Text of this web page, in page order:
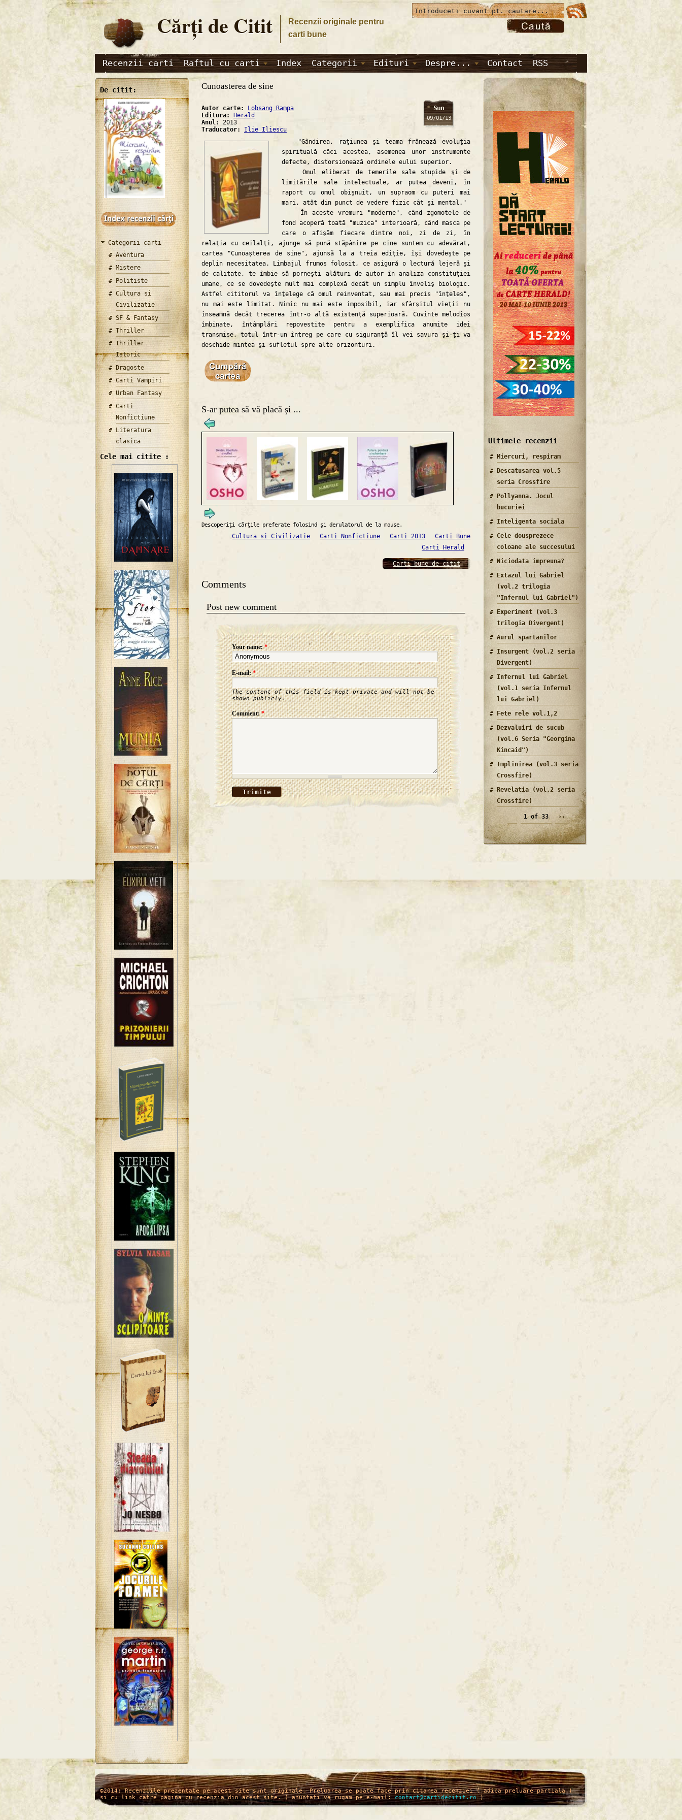
Cărţi de Citit
Recenzii originale pentru
carti bune
Recenzii carti Raftul cu carti Index Categorii Edituri Despre... Contact RSS
De citit:
Categorii carti
Aventura
Mistere
Politiste
Cultura si
Civilizatie
SF & Fantasy
Thriller
Thriller
Istoric
Dragoste
Carti Vampiri
Urban Fantasy
Carti
Nonfictiune
Literatura
clasica
Cele mai citite :
Cunoasterea de sine
Sun
09/01/13
Autor carte:
Lobsang Rampa
Editura:
Herald
Anul: 2013
Traducator: Ilie Iliescu
"Gândirea, raţiunea şi teama frânează evoluţia
spirituală căci acestea, asemenea unor instrumente
defecte, distorsionează ordinele eului superior.
Omul eliberat de temerile sale stupide şi de
limitările sale intelectuale, ar putea deveni, în
raport cu omul obişnuit, un supraom cu puteri mai
mari, atât din punct de vedere fizic cât şi mental."
În aceste vremuri "moderne", când zgomotele de
fond acoperă toată "muzica" interioară, când masca pe
care o afişăm fiecare dintre noi, zi de zi, în
relaţia cu ceilalţi, ajunge să pună stăpânire pe cine suntem cu adevărat,
cartea "Cunoaşterea de sine", ajunsă la a treia ediţie, îşi dovedeşte pe
deplin necesitatea. Limbajul frumos folosit, ce asigură o lectură lejeră şi
de calitate, te îmbie să porneşti alături de autor în analiza constituţiei
umane, ce se dovedeşte mult mai complexă decât un simplu înveliş biologic.
Astfel cititorul va înţelege că omul reinventat, sau mai precis "înţeles",
nu mai este limitat. Nimic nu mai este imposibil, iar sfârşitul vieţii nu
înseamnă decât trecerea într-o altă existenţă superioară. Cuvinte melodios
îmbinate, întâmplări repovestite pentru a exemplifica anumite idei
transmise, totul într-un întreg pe care cu siguranţă îl vei savura şi-ţi va
deschide mintea şi sufletul spre alte orizonturi.
S-ar putea să vă placă şi ...
Descoperiţi cărţile preferate folosind şi derulatorul de la mouse.
Cultura si Civilizatie Carti Nonfictiune Carti 2013
Carti Bune
Carti Herald
Carti bune de citit
Comments
Post new comment
Your name:*
E-mail:*
The content of this field is kept private and will not be
shown publicly.
Comment:*
Ultimele recenzii
Miercuri, respiram
Descatusarea vol.5
seria Crossfire
Pollyanna. Jocul
bucuriei
Inteligenta sociala
Cele dousprezece
coloane ale succesului
Niciodata impreuna?
Extazul lui Gabriel
(vol.2 trilogia
"Infernul lui Gabriel")
Experiment (vol.3
trilogia Divergent)
Aurul spartanilor
Insurgent (vol.2 seria
Divergent)
Infernul lui Gabriel
(vol.1 seria Infernul
lui Gabriel)
Fete rele vol.1,2
Dezvaluiri de sucub
(vol.6 Seria "Georgina
Kincaid")
Implinirea (vol.3 seria
Crossfire)
Revelatia (vol.2 seria
Crossfire)
1 of 33 ››
/* */
©2014: Recenziile prezentate pe acest site sunt originale. Preluarea se poate face prin citarea recenziei ( adica preluare partiala )
si cu link catre pagina cu recenzia din acest site. ( anuntati va rugam pe e-mail:contact@cartidecitit.ro)